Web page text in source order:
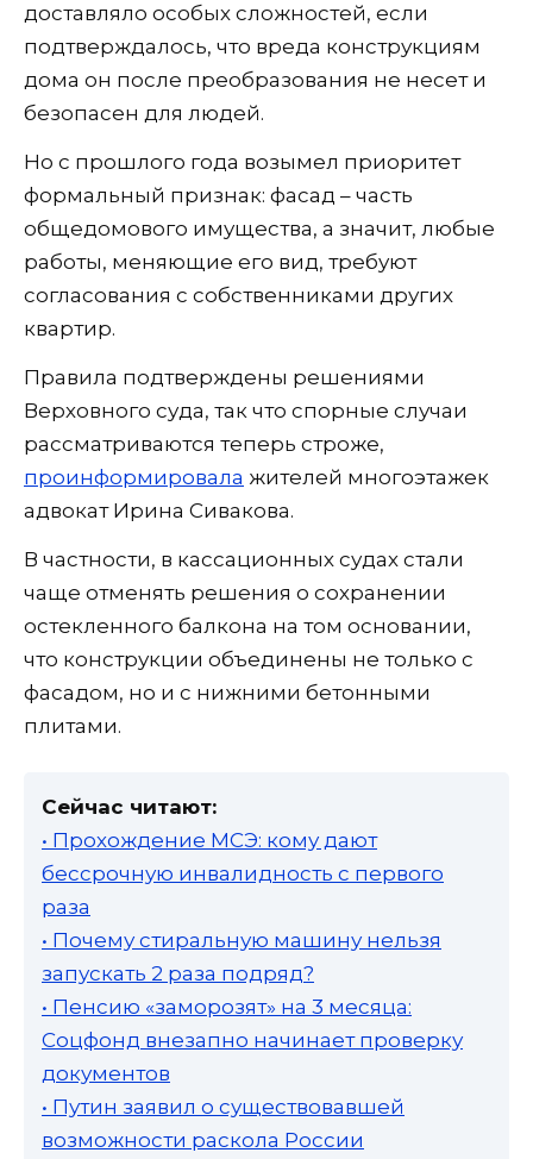
доставляло особых сложностей, если
подтверждалось, что вреда конструкциям
дома он после преобразования не несет и
безопасен для людей.
Но с прошлого года возымел приоритет
формальный признак: фасад – часть
общедомового имущества, а значит, любые
работы, меняющие его вид, требуют
согласования с собственниками других
квартир.
Правила подтверждены решениями
Верховного суда, так что спорные случаи
рассматриваются теперь строже,
проинформировала жителей многоэтажек
адвокат Ирина Сивакова.
В частности, в кассационных судах стали
чаще отменять решения о сохранении
остекленного балкона на том основании,
что конструкции объединены не только с
фасадом, но и с нижними бетонными
плитами.
Сейчас читают:
• Прохождение МСЭ: кому дают
бессрочную инвалидность с первого
раза
• Почему стиральную машину нельзя
запускать 2 раза подряд?
• Пенсию «заморозят» на 3 месяца:
Соцфонд внезапно начинает проверку
документов
• Путин заявил о существовавшей
возможности раскола России